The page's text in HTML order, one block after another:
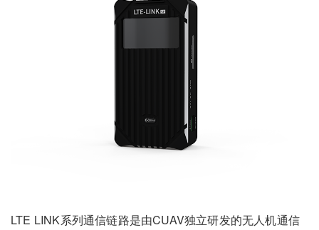
LTE LINK系列通信链路是由CUAV独立研发的无人机通信